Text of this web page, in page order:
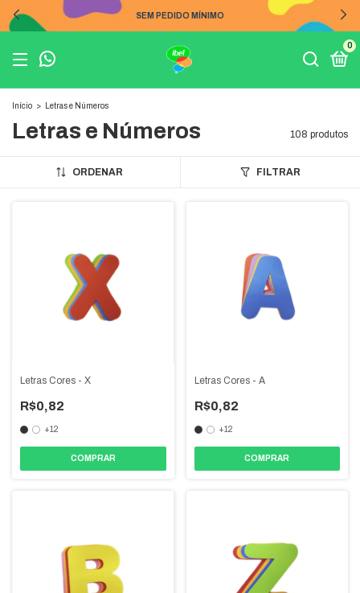
SEM PEDIDO MÍNIMO
0
Início > Letras e Números
Letras e Números 108 produtos
ORDENAR FILTRAR
Letras Cores - X
R$0,82
+12
COMPRAR
Letras Cores - A
R$0,82
+12
COMPRAR